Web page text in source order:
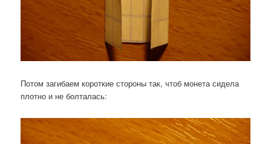
Потом загибаем короткие стороны так, чтоб монета сидела
плотно и не болталась: